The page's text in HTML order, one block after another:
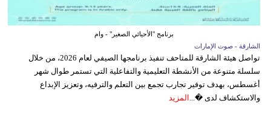
برنامج "الأحيائي الصغير" - وام
الشارقة - صوت الإمارات
تواصل هيئة الشارقة للمتاحف تنفيذ برنامجها الصيفي لعام 2026، من خلال
سلسلة متنوعة من الأنشطة التعليمية والتفاعلية التي تستمر طوال شهر
أغسطس، بهدف توفير تجارب تجمع بين التعلم والترفيه، وتعزيز الإبداع
والاستكشاف لدى �... المزيد